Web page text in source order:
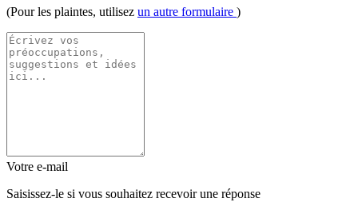
(Pour les plaintes, utilisez un autre formulaire )
Votre e-mail
Saisissez-le si vous souhaitez recevoir une réponse